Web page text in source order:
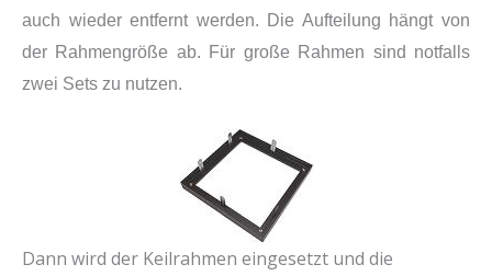
auch wieder entfernt werden. Die Aufteilung hängt von
der Rahmengröße ab. Für große Rahmen sind notfalls
zwei Sets zu nutzen.
Dann wird der Keilrahmen eingesetzt und die